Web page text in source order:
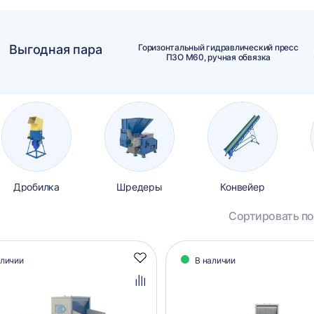
Выгодная пара
Горизонтальный гидравлический пресс
ПЗО М60, ручная обвязка
Дробилка Шредеры Конвейер
Сортировать
Добавить
в
избранное
Добавить
В наличии